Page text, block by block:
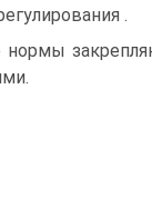
.
нормы